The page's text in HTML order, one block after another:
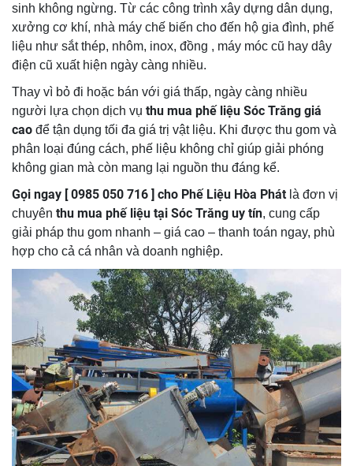
sinh không ngừng. Từ các công trình xây dựng dân dụng,
xưởng cơ khí, nhà máy chế biến cho đến hộ gia đình, phế
liệu như sắt thép, nhôm, inox, đồng , máy móc cũ hay dây
điện cũ xuất hiện ngày càng nhiều.
Thay vì bỏ đi hoặc bán với giá thấp, ngày càng nhiều
người lựa chọn dịch vụ thu mua phế liệu Sóc Trăng giá
cao để tận dụng tối đa giá trị vật liệu. Khi được thu gom và
phân loại đúng cách, phế liệu không chỉ giúp giải phóng
không gian mà còn mang lại nguồn thu đáng kể.
Gọi ngay [ 0985 050 716 ] cho Phế Liệu Hòa Phát là đơn vị
chuyên thu mua phế liệu tại Sóc Trăng uy tín, cung cấp
giải pháp thu gom nhanh – giá cao – thanh toán ngay, phù
hợp cho cả cá nhân và doanh nghiệp.